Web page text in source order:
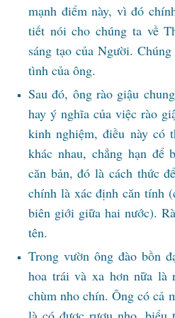
mạnh điểm này, vì đó
tiết nói cho chúng ta về
sáng tạo của Người.
tình của ông.
Sau đó, ông rào giậu
hay ý nghĩa của việc rào
kinh nghiệm, điều này có
khác nhau, chẳng hạn để
căn bản, đó là cách thức
chính là xác định căn tính
biên giới giữa hai nước).
tên.
Trong vườn ông đào bồn
hoa trái và xa hơn nữa là
chùm nho chín. Ông có cả